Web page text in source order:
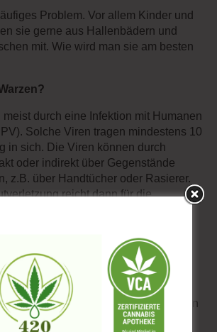
Problem. Vor allem Kinder und
sie gerne aus Hallenbädern und
mit. Wie wird man sie am besten
durch eine Infektion mit Humanen
Solche Viren tragen mindestens 10
in sich. Die Viren können durch
oder indirekt über Gegenstände
z.B. über Handtücher oder Rasierer.
reicht dann für die
1-3 Monaten bildet sich an der
eine verhornte Hautwucherung, die
in verschiedenen Formen: rund,
gar spitz hervortretend. In den
das Immunsystem die Oberhand
innerhalb von Wochen oder
ab. Wer nicht darauf warten will, kann
zurückgreifen.